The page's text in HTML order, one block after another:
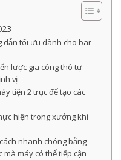
dẫn tối ưu dành cho bar
lược gia công thô tự
vị
tiện 2 trục để tạo các
hiện trong xưởng khi
nhanh chóng bằng
máy có thể tiếp cận